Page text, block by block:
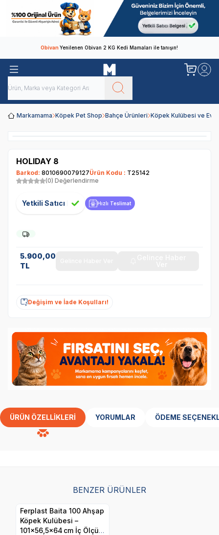
ObivanYenilenen Obivan 2 KG Kedi Mamaları ile tanışın!
Markamama Köpek Pet Shop Bahçe Ürünleri Köpek Kulübesi ve
HOLIDAY 8
Barkod: 8010690079127Ürün Kodu : T25142
(0) Değerlendirme
Yetkili Satıcı Hızlı Teslimat
5.900,00
TL
Değişim ve İade Koşulları!
ÜRÜN ÖZELLIKLERI YORUMLAR ÖDEME
BENZER ÜRÜNLER
Ferplast Baita 100 Ahşap
Köpek Kulübesi –
101×56,5×64 cm İç Ölçü -